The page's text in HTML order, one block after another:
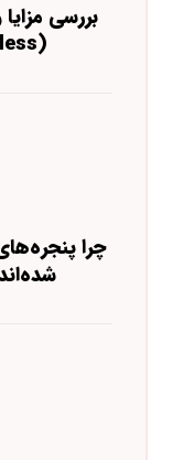
بررسی
(Frameless) | راهنمای کامل
چرا